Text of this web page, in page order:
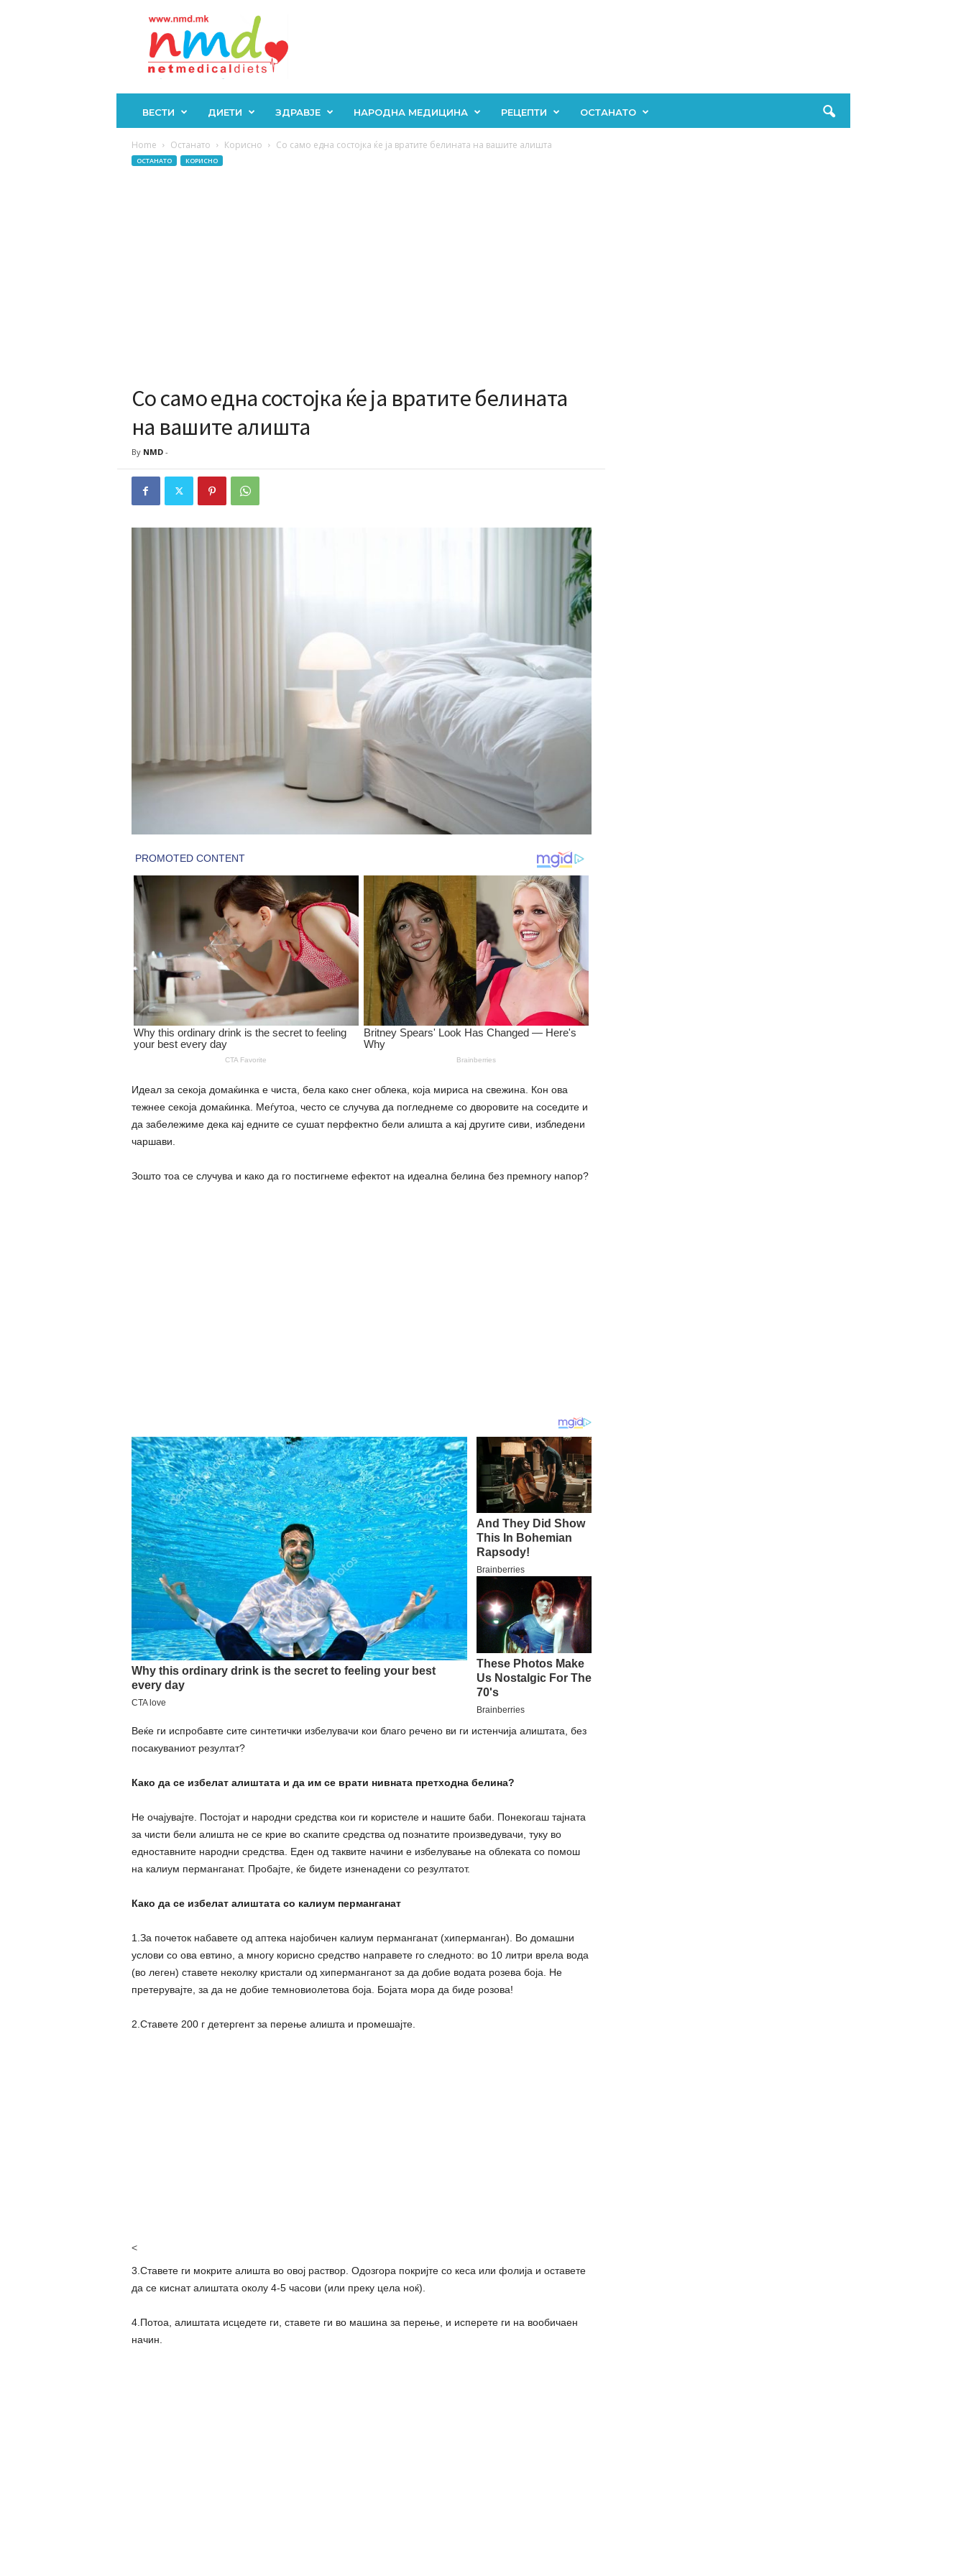
ВЕСТИ ДИЕТИ ЗДРАВЈЕ НАРОДНА МЕДИЦИНА РЕЦЕПТИ ОСТАНАТО
Home Останато Корисно Со само една состојка ќе ја вратите белината на вашите алишта
ОСТАНАТО КОРИСНО
Со само една состојка ќе ја вратите белината
на вашите алишта
By NMD-
Идеал за секоја домаќинка е чиста, бела како снег облека, која мириса на свежина. Кон ова
тежнее секоја домаќинка. Меѓутоа, често се случува да погледнеме со дворовите на соседите и
да забележиме дека кај едните се сушат перфектно бели алишта а кај другите сиви, избледени
чаршави.
Зошто тоа се случува и како да го постигнеме ефектот на идеална белина без премногу напор?
Веќе ги испробавте сите синтетички избелувачи кои благо речено ви ги истенчија алиштата, без
посакуваниот резултат?
Како да се избелат алиштата и да им се врати нивната претходна белина?
Не очајувајте. Постојат и народни средства кои ги користеле и нашите баби. Понекогаш тајната
за чисти бели алишта не се крие во скапите средства од познатите произведувачи, туку во
едноставните народни средства. Еден од таквите начини е избелување на облеката со помош
на калиум перманганат. Пробајте, ќе бидете изненадени со резултатот.
Како да се избелат алиштата со калиум перманганат
1.За почеток набавете од аптека најобичен калиум перманганат (хиперманган). Во домашни
услови со ова евтино, а многу корисно средство направете го следното: во 10 литри врела вода
(во леген) ставете неколку кристали од хиперманганот за да добие водата розева боја. Не
претерувајте, за да не добие темновиолетова боја. Бојата мора да биде розoва!
2.Ставете 200 г детергент за перење алишта и промешајте.
<
3.Ставете ги мокрите алишта во овој раствор. Одозгора покријте со кеса или фолија и оставете
да се киснат алиштата околу 4-5 часови (или преку цела ноќ).
4.Потоа, алиштата исцедете ги, ставете ги во машина за перење, и исперете ги на вообичаен
начин.